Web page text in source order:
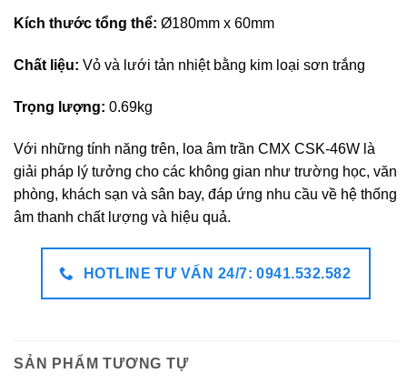
Kích thước tổng thể: Ø180mm x 60mm​
Chất liệu: Vỏ và lưới tản nhiệt bằng kim loại sơn trắng​
Trọng lượng: 0.69kg​
Với những tính năng trên, loa âm trần CMX CSK-46W là
giải pháp lý tưởng cho các không gian như trường học, văn
phòng, khách sạn và sân bay, đáp ứng nhu cầu về hệ thống
âm thanh chất lượng và hiệu quả.
HOTLINE TƯ VẤN 24/7: 0941.532.582
SẢN PHẨM TƯƠNG TỰ